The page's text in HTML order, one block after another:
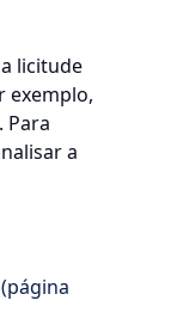
licitude
exemplo,
Para
a